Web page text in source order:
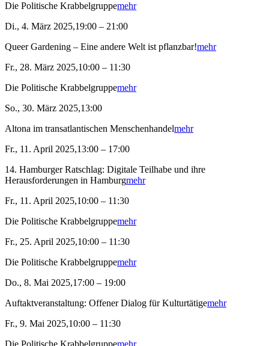
Die Politische Krabbelgruppemehr
Di., 4. März 2025,19:00 – 21:00
Queer Gardening – Eine andere Welt ist pflanzbar!mehr
Fr., 28. März 2025,10:00 – 11:30
Die Politische Krabbelgruppemehr
So., 30. März 2025,13:00
Altona im transatlantischen Menschenhandelmehr
Fr., 11. April 2025,13:00 – 17:00
14. Hamburger Ratschlag: Digitale Teilhabe und ihre
Herausforderungen in Hamburgmehr
Fr., 11. April 2025,10:00 – 11:30
Die Politische Krabbelgruppemehr
Fr., 25. April 2025,10:00 – 11:30
Die Politische Krabbelgruppemehr
Do., 8. Mai 2025,17:00 – 19:00
Auftaktveranstaltung: Offener Dialog für Kulturtätigemehr
Fr., 9. Mai 2025,10:00 – 11:30